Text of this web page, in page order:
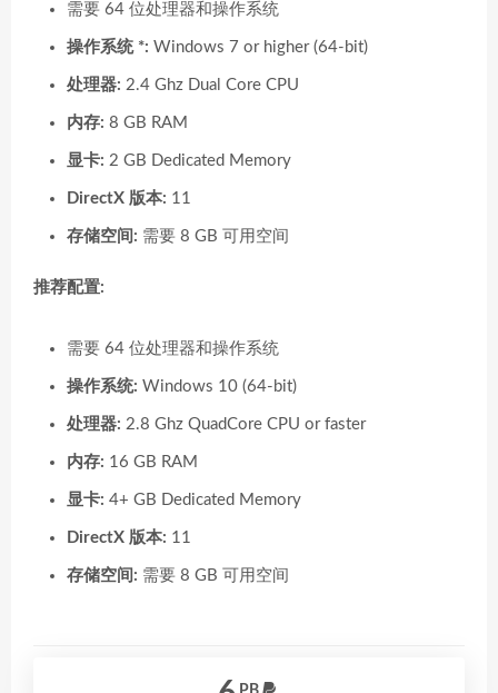
需要 64 位处理器和操作系统
操作系统 *: Windows 7 or higher (64-bit)
处理器: 2.4 Ghz Dual Core CPU
内存: 8 GB RAM
显卡: 2 GB Dedicated Memory
DirectX 版本: 11
存储空间: 需要 8 GB 可用空间
推荐配置:
需要 64 位处理器和操作系统
操作系统: Windows 10 (64-bit)
处理器: 2.8 Ghz QuadCore CPU or faster
内存: 16 GB RAM
显卡: 4+ GB Dedicated Memory
DirectX 版本: 11
存储空间: 需要 8 GB 可用空间